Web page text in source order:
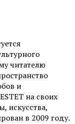
читателю
и
на своих
искусства,
в 2009 году.